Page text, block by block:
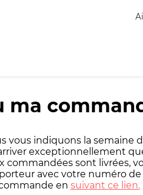
ma
vous indiquons la semaine
exceptionnellement
commandées sont livrées,
avec votre numéro
en suivant ce lien.